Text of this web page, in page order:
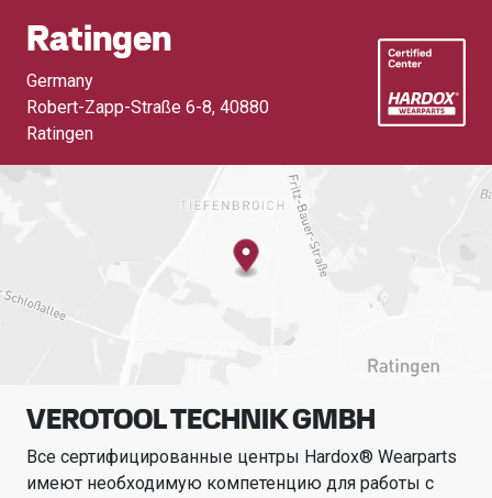
Ratingen
Germany
Robert-Zapp-Straße 6-8, 40880
Ratingen
VEROTOOL TECHNIK GMBH
Все сертифицированные центры Hardox® Wearparts
имеют необходимую компетенцию для работы с